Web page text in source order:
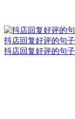
抖店回复好评的句子
抖店回复好评的句子